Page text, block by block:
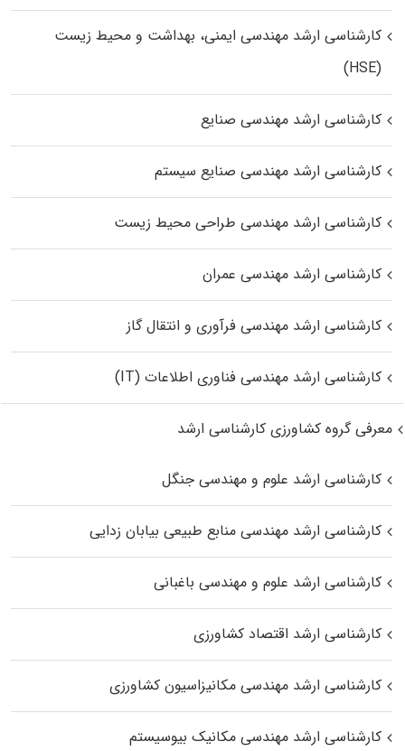
کارشناسی ارشد مهندسی ایمنی، بهداشت و محیط زیست
(HSE)
کارشناسی ارشد مهندسی صنایع
کارشناسی ارشد مهندسی صنایع سیستم
کارشناسی ارشد مهندسی طراحی محیط زیست
کارشناسی ارشد مهندسی عمران
کارشناسی ارشد مهندسی فرآوری و انتقال گاز
کارشناسی ارشد مهندسی فناوری اطلاعات (IT)
معرفی گروه کشاورزی کارشناسی ارشد
کارشناسی ارشد علوم و مهندسی جنگل
کارشناسی ارشد مهندسی منابع طبیعی بیابان زدایی
کارشناسی ارشد علوم و مهندسی باغبانی
کارشناسی ارشد اقتصاد کشاورزی
کارشناسی ارشد مهندسی مکانیزاسیون کشاورزی
کارشناسی ارشد مهندسی مکانیک بیوسیستم